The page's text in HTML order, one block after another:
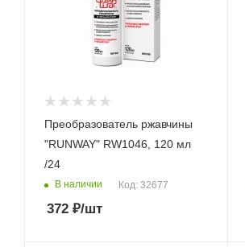
Преобразователь ржавчины
"RUNWAY" RW1046, 120 мл
/24
В наличии Код: 32677
372 ₽/шт